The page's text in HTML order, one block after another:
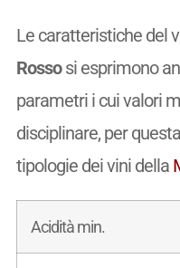
Le caratteristiche del
Rossosi esprimono
parametri i cui valori
disciplinare, per
tipologie dei vini della
Acidità min.